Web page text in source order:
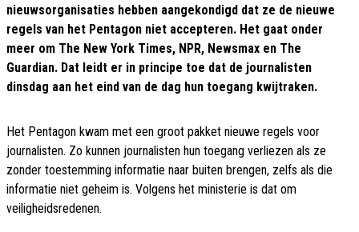
nieuwsorganisaties hebben aangekondigd dat ze de nieuwe
regels van het Pentagon niet accepteren. Het gaat onder
meer om The New York Times, NPR, Newsmax en The
Guardian. Dat leidt er in principe toe dat de journalisten
dinsdag aan het eind van de dag hun toegang kwijtraken.
Het Pentagon kwam met een groot pakket nieuwe regels voor
journalisten. Zo kunnen journalisten hun toegang verliezen als ze
zonder toestemming informatie naar buiten brengen, zelfs als die
informatie niet geheim is. Volgens het ministerie is dat om
veiligheidsredenen.